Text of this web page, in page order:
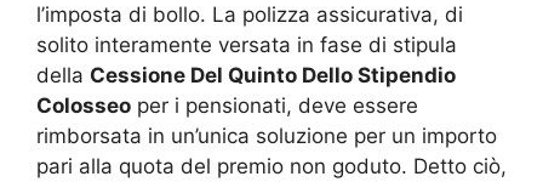
l’imposta di bollo. La polizza assicurativa, di
solito interamente versata in fase di stipula
della Cessione Del Quinto Dello Stipendio
Colosseo per i pensionati, deve essere
rimborsata in un’unica soluzione per un importo
pari alla quota del premio non goduto. Detto ciò,